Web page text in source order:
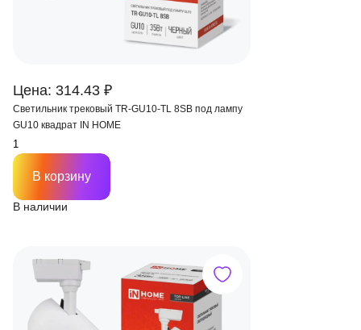
Цена: 314.43 ₽
Светильник трековый TR-GU10-TL 8SB под лампу
GU10 квадрат IN HOME
В наличии
В корзину